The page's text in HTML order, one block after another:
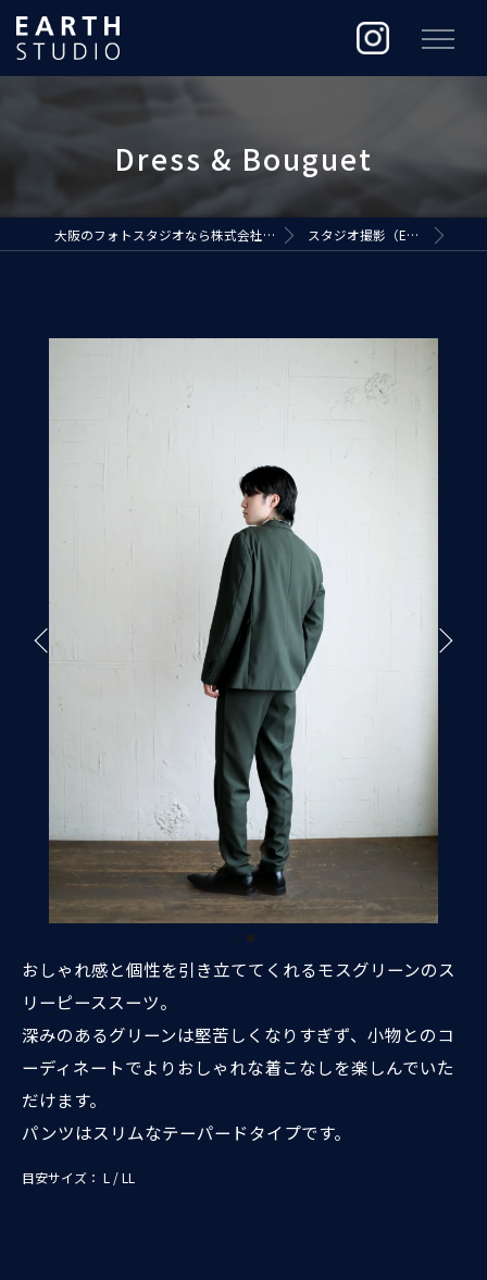
大阪のフォトスタジオなら株式会社ジ・アースプロダクション スタジオ撮影（EARTH STUDIO）
おしゃれ感と個性を引き立ててくれるモスグリーンのス
リーピーススーツ。
深みのあるグリーンは堅苦しくなりすぎず、小物とのコ
ーディネートでよりおしゃれな着こなしを楽しんでいた
だけます。
パンツはスリムなテーパードタイプです。
目安サイズ： L / LL